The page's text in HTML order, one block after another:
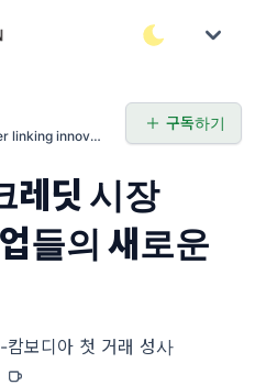
linking innovati
구독하기
레딧 시장
들의 새로운
보디아 첫 거래 성사